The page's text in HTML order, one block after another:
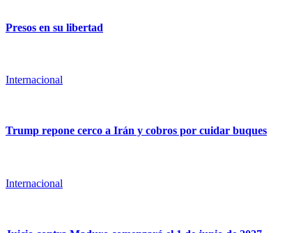
Presos en su libertad
Internacional
Trump repone cerco a Irán y cobros por cuidar buques
Internacional